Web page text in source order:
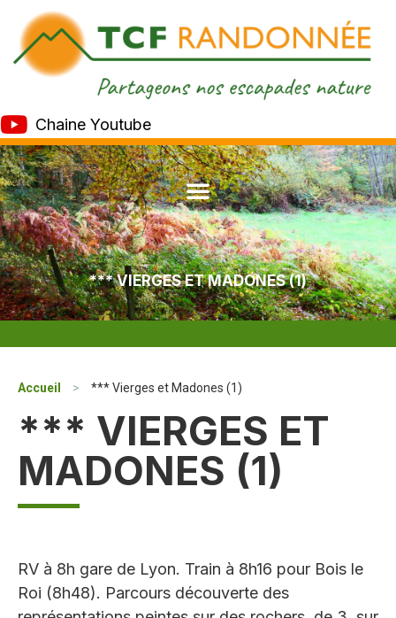
Chaine Youtube
*** VIERGES ET MADONES (1)
Accueil > *** Vierges et Madones (1)
*** VIERGES ET
MADONES (1)
RV à 8h gare de Lyon. Train à 8h16 pour Bois le
Roi (8h48). Parcours découverte des